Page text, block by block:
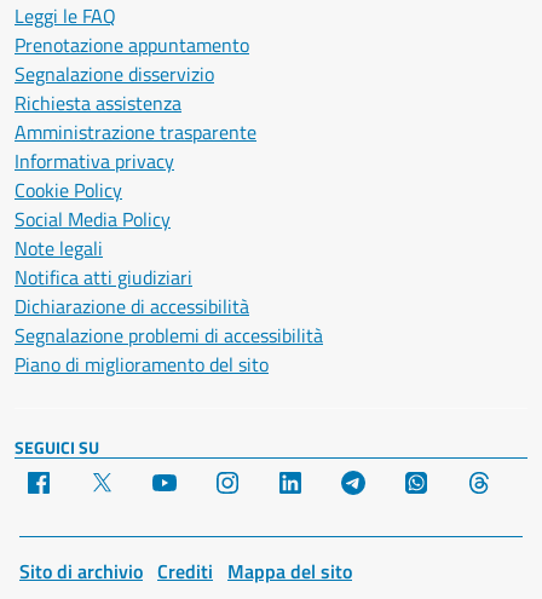
Leggi le FAQ
Prenotazione appuntamento
Segnalazione disservizio
Richiesta assistenza
Amministrazione trasparente
Informativa privacy
Cookie Policy
Social Media Policy
Note legali
Notifica atti giudiziari
Dichiarazione di accessibilità
Segnalazione problemi di accessibilità
Piano di miglioramento del sito
SEGUICI SU
Facebook YouTube Instagram LinkedIn Telegram WhatsApp
Sito di archivio Crediti Mappa del sito